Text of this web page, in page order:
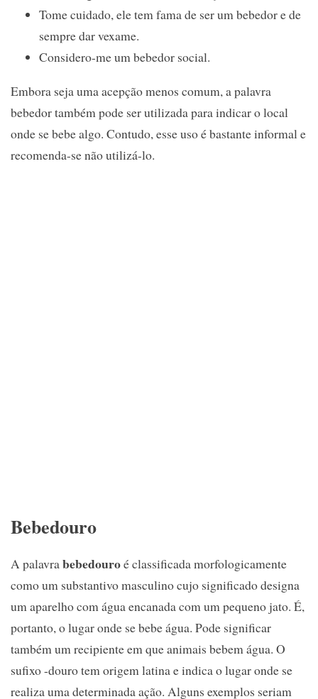
Tome cuidado, ele tem fama de ser um bebedor e de
sempre dar vexame.
Considero-me um bebedor social.
Embora seja uma acepção menos comum, a palavra
bebedor também pode ser utilizada para indicar o local
onde se bebe algo. Contudo, esse uso é bastante informal e
recomenda-se não utilizá-lo.
Bebedouro
A palavra bebedouroé classificada morfologicamente
como um substantivo masculino cujo significado designa
um aparelho com água encanada com um pequeno jato. É,
portanto, o lugar onde se bebe água. Pode significar
também um recipiente em que animais bebem água. O
sufixo -douro tem origem latina e indica o lugar onde se
realiza uma determinada ação. Alguns exemplos seriam